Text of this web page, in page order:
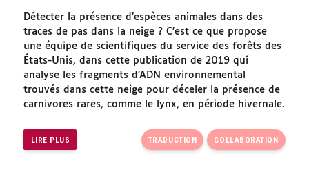
Détecter la présence d’espèces animales dans des
traces de pas dans la neige ? C’est ce que propose
une équipe de scientifiques du service des forêts des
États-Unis, dans cette publication de 2019 qui
analyse les fragments d’ADN environnemental
trouvés dans cette neige pour déceler la présence de
carnivores rares, comme le lynx, en période hivernale.
LIRE PLUS TRADUCTION COLLABORATION